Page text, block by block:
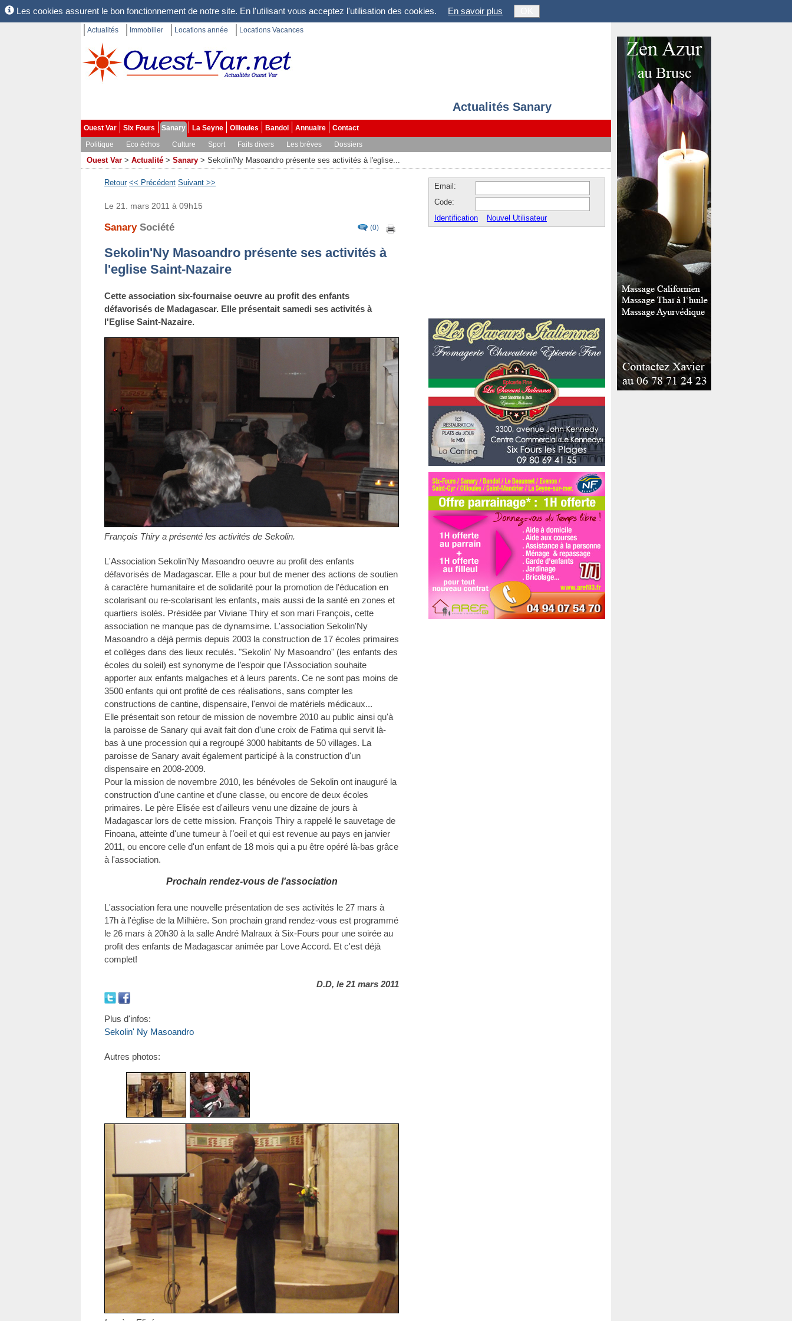
Les cookies assurent le bon fonctionnement de notre site. En l'utilisant vous acceptez l'utilisation des cookies. En savoir plus
Actualités Immobilier Locations année Locations Vacances
Actualités Sanary
Ouest Var Six Fours Sanary La Seyne Ollioules Bandol Annuaire
Contact
Politique
Eco échos Culture Sport Faits divers Les brèves Dossiers
Ouest Var > Actualité > Sanary > Sekolin'Ny Masoandro présente ses activités à l'eglise...
Retour << Précédent Suivant >>
(0)
Le 21. mars 2011 à 09h15
Sanary Société
Sekolin'Ny Masoandro présente ses activités à
l'eglise Saint-Nazaire
Cette association six-fournaise oeuvre au profit des enfants
défavorisés de Madagascar. Elle présentait samedi ses activités à
l'Eglise Saint-Nazaire.
François Thiry a présenté les activités de Sekolin.
L'Association Sekolin'Ny Masoandro oeuvre au profit des enfants
défavorisés de Madagascar. Elle a pour but de mener des actions de soutien
à caractère humanitaire et de solidarité pour la promotion de l'éducation en
scolarisant ou re-scolarisant les enfants, mais aussi de la santé en zones et
quartiers isolés. Présidée par Viviane Thiry et son mari François, cette
association ne manque pas de dynamsime. L'association Sekolin'Ny
Masoandro a déjà permis depuis 2003 la construction de 17 écoles primaires
et collèges dans des lieux reculés. "Sekolin' Ny Masoandro" (les enfants des
écoles du soleil) est synonyme de l’espoir que l'Association souhaite
apporter aux enfants malgaches et à leurs parents. Ce ne sont pas moins de
3500 enfants qui ont profité de ces réalisations, sans compter les
constructions de cantine, dispensaire, l'envoi de matériels médicaux...
Elle présentait son retour de mission de novembre 2010 au public ainsi qu'à
la paroisse de Sanary qui avait fait don d'une croix de Fatima qui servit là-
bas à une procession qui a regroupé 3000 habitants de 50 villages. La
paroisse de Sanary avait également participé à la construction d'un
dispensaire en 2008-2009.
Pour la mission de novembre 2010, les bénévoles de Sekolin ont inauguré la
construction d'une cantine et d'une classe, ou encore de deux écoles
primaires. Le père Elisée est d'ailleurs venu une dizaine de jours à
Madagascar lors de cette mission. François Thiry a rappelé le sauvetage de
Finoana, atteinte d'une tumeur à l"oeil et qui est revenue au pays en janvier
2011, ou encore celle d'un enfant de 18 mois qui a pu être opéré là-bas grâce
à l'association.
Prochain rendez-vous de l'association
L'association fera une nouvelle présentation de ses activités le 27 mars à
17h à l'église de la Milhière. Son prochain grand rendez-vous est programmé
le 26 mars à 20h30 à la salle André Malraux à Six-Fours pour une soirée au
profit des enfants de Madagascar animée par Love Accord. Et c'est déjà
complet!
D.D, le 21 mars 2011
Plus d'infos:
Sekolin' Ny Masoandro
Autres photos:
Email:
Code:
Identification
Nouvel Utilisateur